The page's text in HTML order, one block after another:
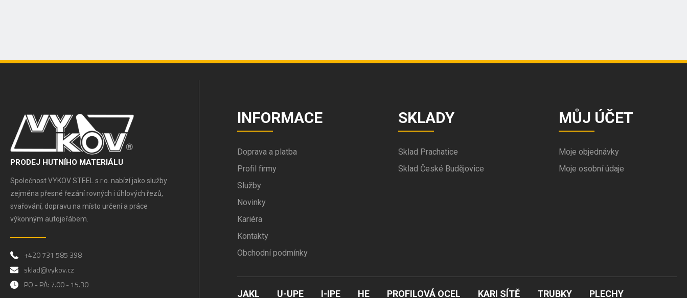
PRODEJ HUTNÍHO MATERIÁLU
Společnost VYKOV STEEL s.r.o. nabízí jako služby
zejména přesné řezání rovných i úhlových řezů,
svařování, dopravu na místo určení a práce
výkonným autojeřábem.
+420 731 585 398
sklad@vykov.cz
PO - PÁ: 7.00 - 15.30
INFORMACE
Doprava a platba
Profil firmy
Služby
Novinky
Kariéra
Kontakty
Obchodní podmínky
SKLADY
Sklad Prachatice
Sklad České Budějovice
MŮJ ÚČET
Moje objednávky
Moje osobní údaje
JAKL U-UPE I-IPE HE PROFILOVÁ OCEL KARI SÍTĚ TRUBKY PLECHY